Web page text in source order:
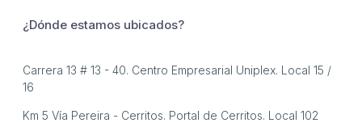
¿Dónde estamos ubicados?
Carrera 13 # 13 - 40. Centro Empresarial Uniplex. Local 15 /
16
Km 5 Vía Pereira - Cerritos. Portal de Cerritos. Local 102